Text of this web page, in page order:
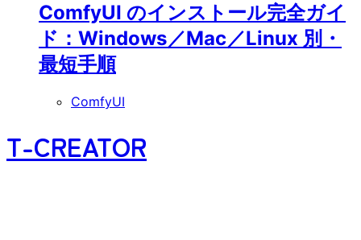
ComfyUI のインストール完全ガイ
ド：Windows／Mac／Linux 別・
最短手順
ComfyUI
T-CREATOR